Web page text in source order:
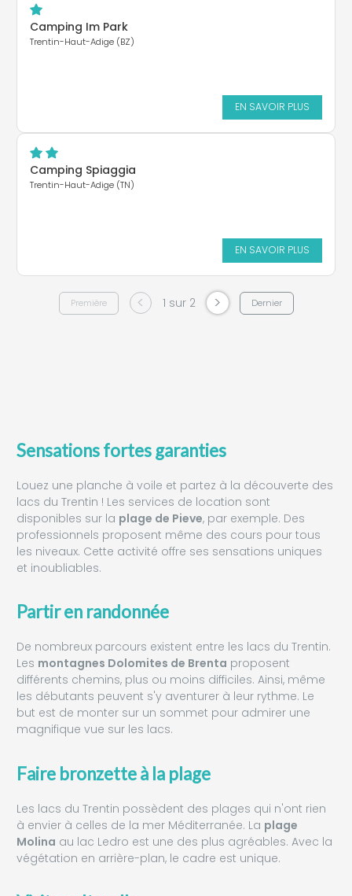
Camping Im Park
Trentin-Haut-Adige (BZ)
EN SAVOIR PLUS
Camping Spiaggia
Trentin-Haut-Adige (TN)
EN SAVOIR PLUS
Première < 1 sur 2 > Dernier
Sensations fortes garanties
Louez une planche à voile et partez à la découverte des
lacs du Trentin ! Les services de location sont
disponibles sur la plage de Pieve, par exemple. Des
professionnels proposent même des cours pour tous
les niveaux. Cette activité offre ses sensations uniques
et inoubliables.
Partir en randonnée
De nombreux parcours existent entre les lacs du Trentin.
Les montagnes Dolomites de Brenta proposent
différents chemins, plus ou moins difficiles. Ainsi, même
les débutants peuvent s'y aventurer à leur rythme. Le
but est de monter sur un sommet pour admirer une
magnifique vue sur les lacs.
Faire bronzette à la plage
Les lacs du Trentin possèdent des plages qui n'ont rien
à envier à celles de la mer Méditerranée. La plage
Molina au lac Ledro est une des plus agréables. Avec la
végétation en arrière-plan, le cadre est unique.